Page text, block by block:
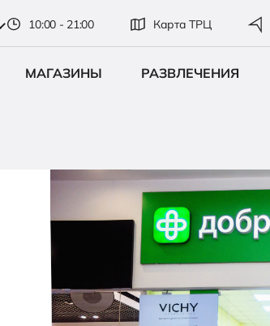
10:00 - 21:00 Карта ТРЦ
МАГАЗИНЫ РАЗВЛЕЧЕНИЯ